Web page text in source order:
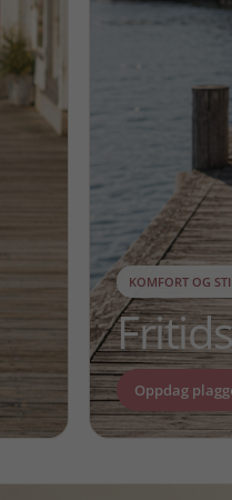
KOMFORT OG
Oppdag